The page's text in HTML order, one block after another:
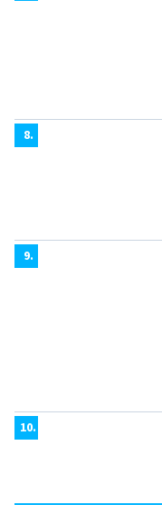
8.
9.
10.